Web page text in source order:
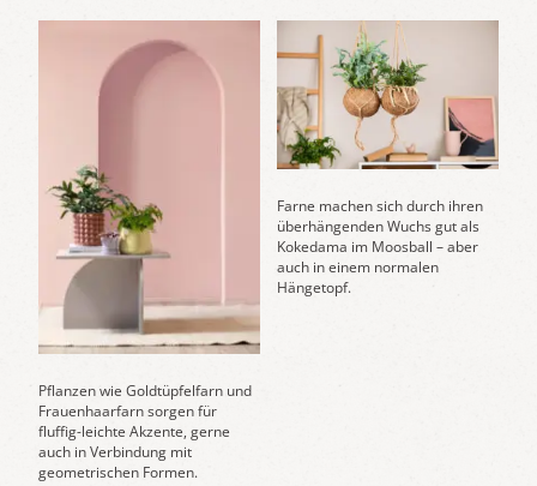
Pflanzen wie Goldtüpfelfarn und
Frauenhaarfarn sorgen für
fluffig-leichte Akzente, gerne
auch in Verbindung mit
geometrischen Formen.
Farne machen sich durch ihren
überhängenden Wuchs gut als
Kokedama im Moosball – aber
auch in einem normalen
Hängetopf.